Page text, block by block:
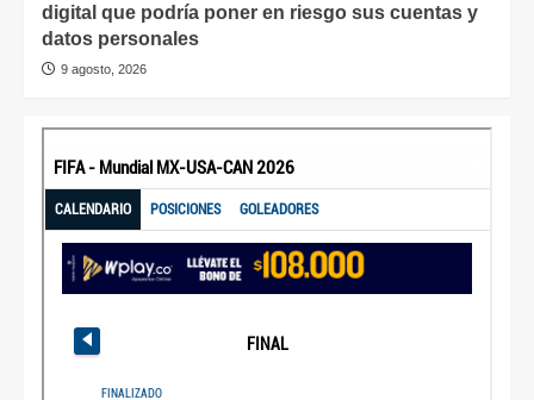
digital que podría poner en riesgo sus cuentas y
datos personales
9 agosto, 2026